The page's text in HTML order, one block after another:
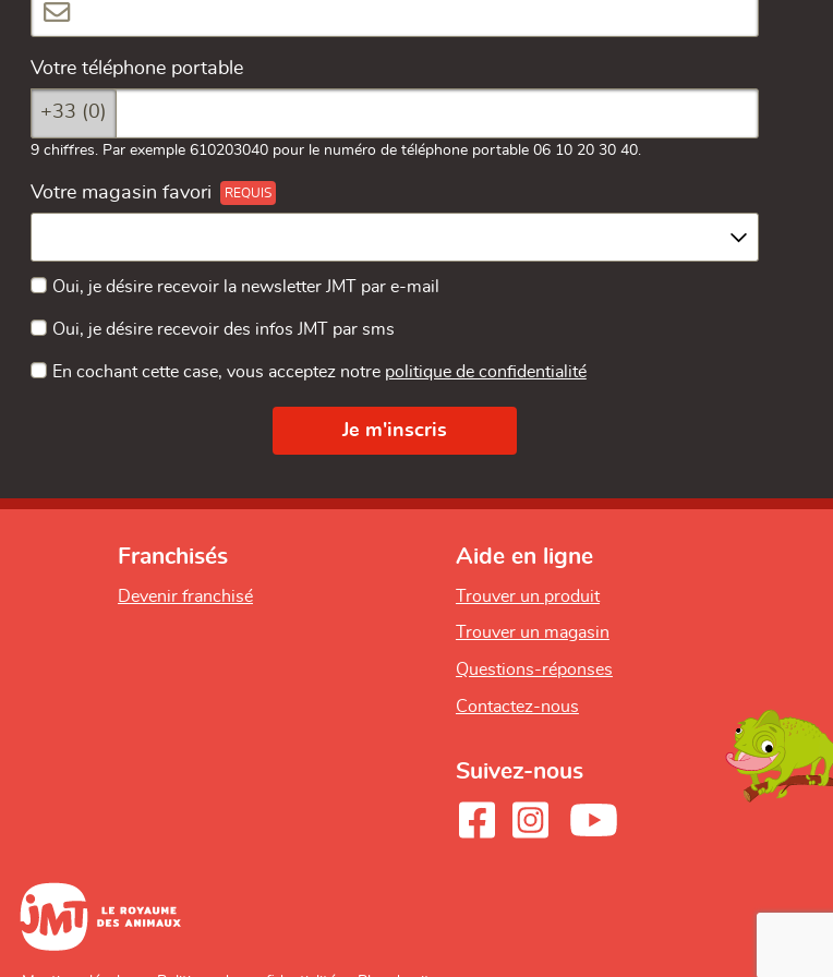
Votre téléphone portable
+33 (0)
9 chiffres. Par exemple 610203040 pour le numéro de téléphone portable 06 10 20 30 40.
Votre magasin favori
Oui, je désire recevoir la newsletter JMT par e-mail
Oui, je désire recevoir des infos JMT par sms
En cochant cette case, vous acceptez notre politique de confidentialité
Franchisés
Devenir franchisé
Aide en ligne
Trouver un produit
Trouver un magasin
Questions-réponses
Contactez-nous
Suivez-nous